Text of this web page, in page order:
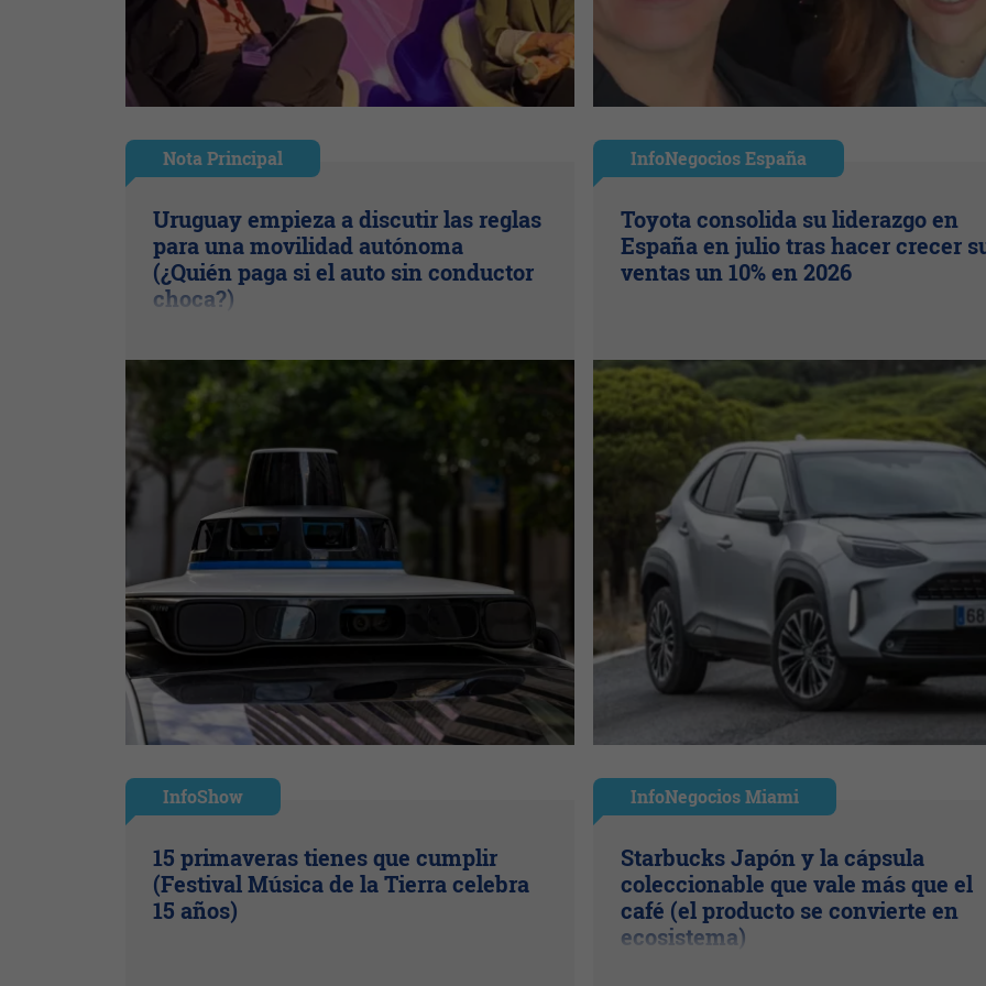
Nota Principal
Uruguay empieza a discutir las reglas
para una movilidad autónoma
(¿Quién paga si el auto sin conductor
choca?)
InfoNegocios España
Toyota consolida su liderazgo en
España en julio tras hacer crecer
ventas un 10% en 2026
InfoShow
15 primaveras tienes que cumplir
(Festival Música de la Tierra celebra
15 años)
InfoNegocios Miami
Starbucks Japón y la cápsula
coleccionable que vale más que el
café (el producto se convierte en
ecosistema)